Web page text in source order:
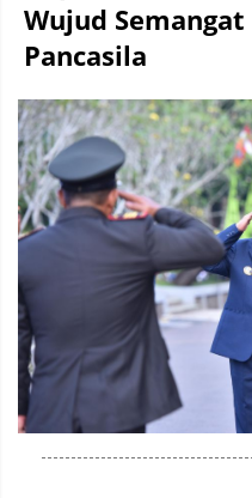
Wujud
Pancasila